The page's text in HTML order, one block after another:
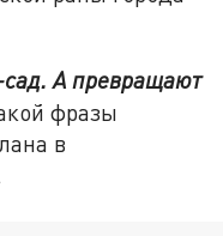
А превращают
фразы
в